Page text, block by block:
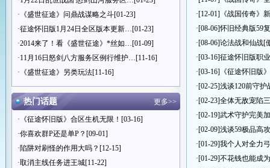
· 《盛世征途》问鼎战谋略之斗[01-23]
·征途怀旧版1月24日全区版本更新…[01-23]
·2014来了！看《盛世征途》*丝如…[01-09]
·11月16日怒剑八方服务区例行维护…[11-16]
· 《盛世征途》另类玩法[11-16]
热门话题 更多>>
· 《征途怀旧版》合区生机无限！ [03-16]
·你喜欢群P还是单P？ [09-01]
·陷阱对刷怪的作用大吗？ [12-15]
·取消主线任务进王城[11-22]
·[12-01] 《战国传奇》
·[08-06]怀旧经典版59
·[08-06]论法战和仙战[
·[03-16]征途怀旧版职
·[03-16] 《征途怀旧版
·[02-25]浅谈120前守护
·[02-23]全体无敌宠陷
·[02-19]武术守护完美
·[02-09]浅谈59极品高
·[01-29]我个人对全力
·[01-29]不花钱也能成